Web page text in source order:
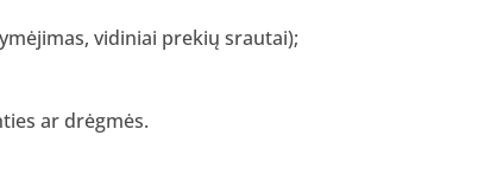
vidiniai prekių srautai);
ar drėgmės.